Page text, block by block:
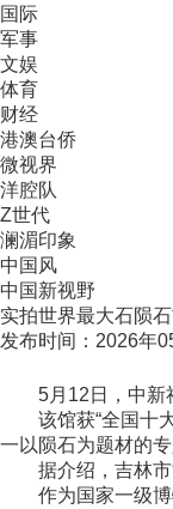
国际
军事
文娱
体育
财经
港澳台侨
微视界
洋腔队
Z世代
澜湄印象
中国风
中国新视野
实拍世界最大石陨
发布时间：2026年
5月12日，中新社
该馆获“全国十大
一以陨石为题材的
据介绍，吉林市
作为国家一级博物